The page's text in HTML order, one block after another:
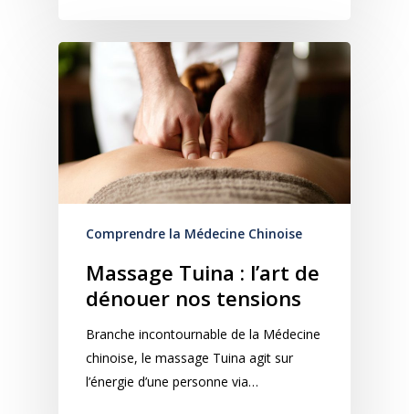
Comprendre la Médecine Chinoise
Massage Tuina : l’art de
dénouer nos tensions
Branche incontournable de la Médecine
chinoise, le massage Tuina agit sur
l’énergie d’une personne via…